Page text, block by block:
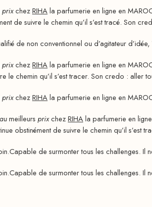
prixchezRIHAla parfumerie en ligne en
de suivre le chemin qu’il s’est tracé. Son
de non conventionnel ou d’agitateur d’idée,
prixchezRIHAla parfumerie en ligne en
le chemin qu’il s’est tracer. Son credo : aller
prixchezRIHAla parfumerie en ligne en
aumeilleurs prixchezRIHAla parfumerie en
obstinément de suivre le chemin qu’il s’est
de surmonter tous les challenges. Il
de surmonter tous les challenges. Il